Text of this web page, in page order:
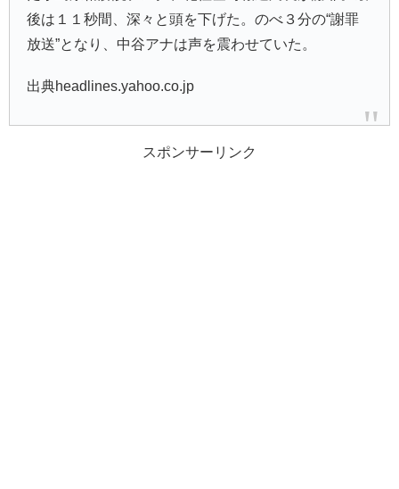
後は１１秒間、深々と頭を下げた。のべ３分の“謝罪
放送”となり、中谷アナは声を震わせていた。
出典headlines.yahoo.co.jp
スポンサーリンク